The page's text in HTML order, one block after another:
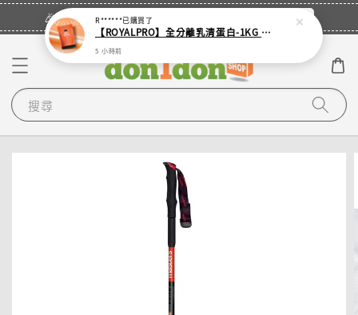
🎉登入會員・領取您的專屬折扣券！ 立即登入
搜尋
R******已購買了
【ROYALPRO】全分離乳清蛋白-1KG -多口味任選｜可加購湯匙
5 小時前